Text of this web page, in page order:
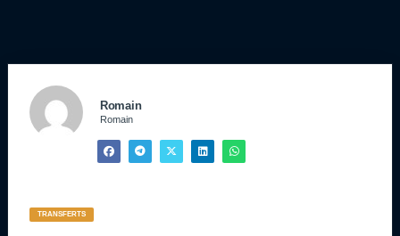
Romain
Romain
TRANSFERTS